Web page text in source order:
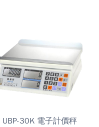
UBP-30K 電子計價秤